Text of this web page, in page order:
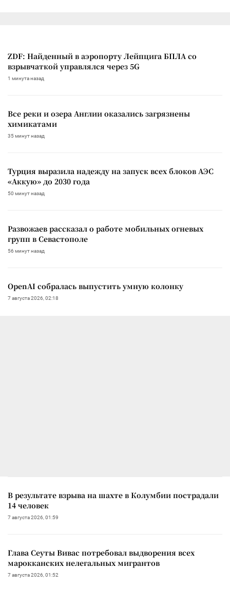
ZDF: Найденный в аэропорту Лейпцига БПЛА со
взрывчаткой управлялся через 5G
1 минута назад
Все реки и озера Англии оказались загрязнены
химикатами
35 минут назад
Турция выразила надежду на запуск всех блоков АЭС
«Аккую» до 2030 года
50 минут назад
Развожаев рассказал о работе мобильных огневых
групп в Севастополе
56 минут назад
OpenAI собралась выпустить умную колонку
7 августа 2026, 02:18
В результате взрыва на шахте в Колумбии пострадали
14 человек
7 августа 2026, 01:59
Глава Сеуты Вивас потребовал выдворения всех
марокканских нелегальных мигрантов
7 августа 2026, 01:52